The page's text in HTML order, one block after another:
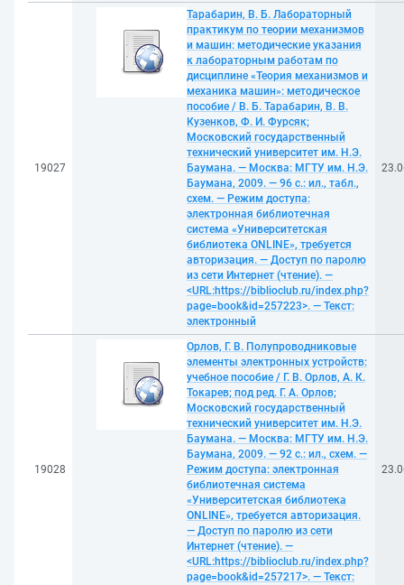
19027
Тарабарин, В. Б. Лабораторный
практикум по теории механизмов
и машин: методические указания
к лабораторным работам по
дисциплине «Теория механизмов и
механика машин»: методическое
пособие / В. Б. Тарабарин, В. В.
Кузенков, Ф. И. Фурсяк;
Московский государственный
технический университет им. Н.Э.
Баумана. — Москва: МГТУ им. Н.Э.
Баумана, 2009. — 96 с.: ил., табл.,
схем. — Режим доступа:
электронная библиотечная
система «Университетская
библиотека ONLINE», требуется
авторизация. — Доступ по паролю
из сети Интернет (чтение). —
<URL:https://biblioclub.ru/index.php?
page=book&id=257223>. — Текст:
электронный
19028
Орлов, Г. В. Полупроводниковые
элементы электронных устройств:
учебное пособие / Г. В. Орлов, А. К.
Токарев; под ред. Г. А. Орлов;
Московский государственный
технический университет им. Н.Э.
Баумана. — Москва: МГТУ им. Н.Э.
Баумана, 2009. — 92 с.: ил., схем. —
Режим доступа: электронная
библиотечная система
«Университетская библиотека
ONLINE», требуется авторизация.
— Доступ по паролю из сети
Интернет (чтение). —
<URL:https://biblioclub.ru/index.php?
page=book&id=257217>. — Текст: